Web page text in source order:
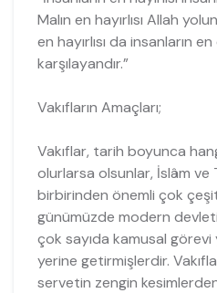
Malın en hayırlısı Allah
en hayırlısı da insanların
karşılayandır.”
Vakıfların Amaçları;
Vakıflar, tarih boyunca
olurlarsa olsunlar, İslâm ve
birbirinden önemli çok
günümüzde modern
çok sayıda kamusal görevi
yerine getirmişlerdir.
servetin zengin